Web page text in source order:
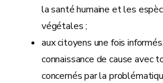
la santé humaine et les
végétales ;
aux citoyens une fois
connaissance de cause avec
concernés par la